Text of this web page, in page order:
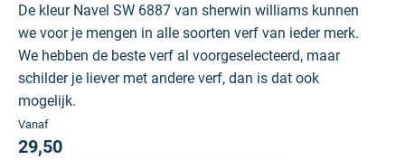
De kleur Navel SW 6887 van sherwin williams kunnen
we voor je mengen in alle soorten verf van ieder merk.
We hebben de beste verf al voorgeselecteerd, maar
schilder je liever met andere verf, dan is dat ook
mogelijk.
Vanaf
29,50